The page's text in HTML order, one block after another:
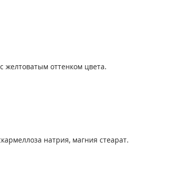
желтоватым оттенком цвета.
натрия, магния стеарат.